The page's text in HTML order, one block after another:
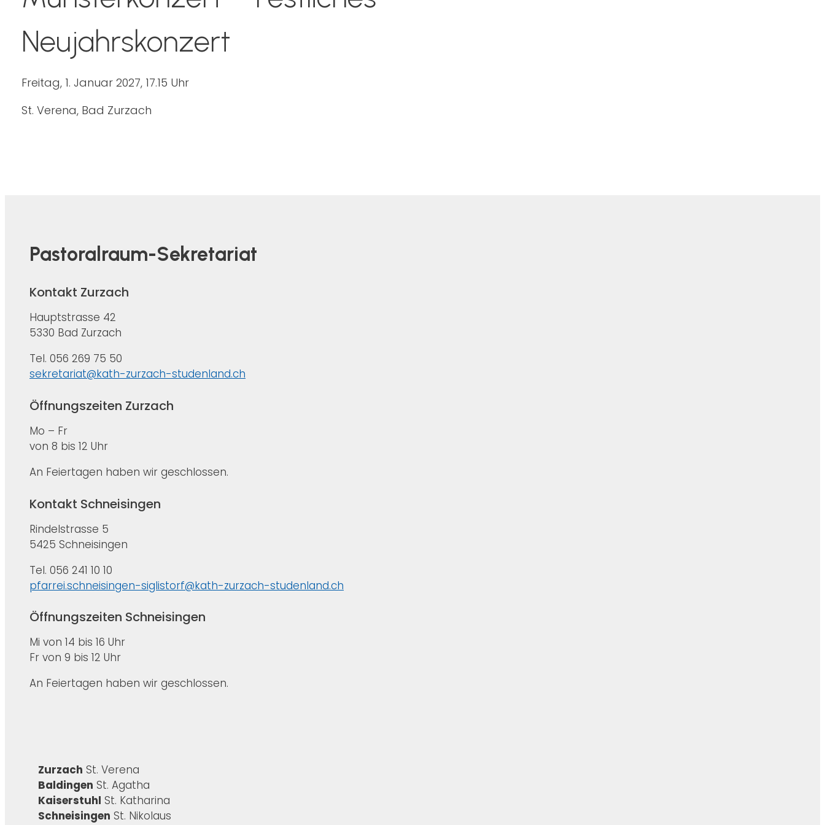
Neujahrskonzert
Freitag, 1. Januar 2027, 17.15 Uhr
St. Verena, Bad Zurzach
Pastoralraum-Sekretariat
Kontakt Zurzach
Hauptstrasse 42
5330 Bad Zurzach
Tel. 056 269 75 50
sekretariat@kath-zurzach-studenland.ch
Öffnungszeiten Zurzach
Mo – Fr
von 8 bis 12 Uhr
An Feiertagen haben wir geschlossen.
Kontakt Schneisingen
Rindelstrasse 5
5425 Schneisingen
Tel. 056 241 10 10
pfarrei.schneisingen-siglistorf@kath-zurzach-studenland.ch
Öffnungszeiten Schneisingen
Mi von 14 bis 16 Uhr
Fr von 9 bis 12 Uhr
An Feiertagen haben wir geschlossen.
Zurzach St. Verena
Baldingen St. Agatha
Kaiserstuhl St. Katharina
Schneisingen St. Nikolaus